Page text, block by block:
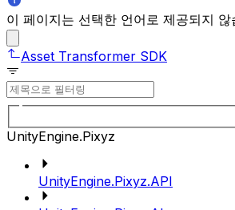
이 페이지는 선택한 언어로 제공되지 않
Asset Transformer SDK
UnityEngine.Pixyz
UnityEngine.Pixyz.API